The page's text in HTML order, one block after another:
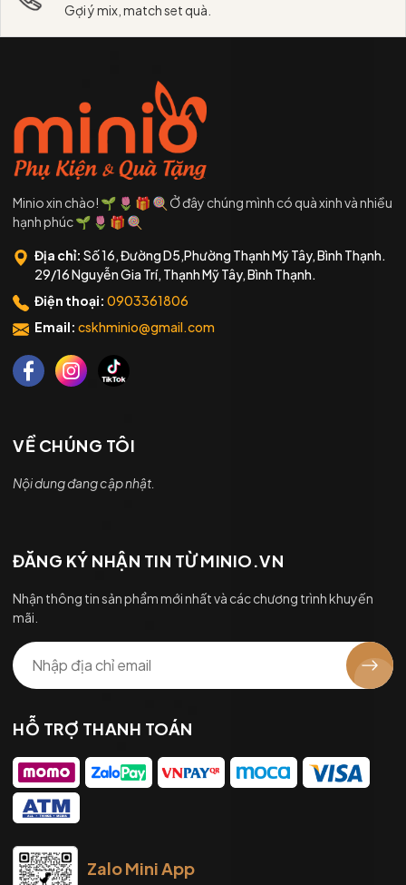
Gợi ý mix, match set quà.
Minio xin chào! 🌱 🌷 🎁 🍭 Ở đây chúng mình có quà xinh và nhiều
hạnh phúc 🌱 🌷 🎁 🍭
Địa chỉ: Số 16, Đường D5,Phường Thạnh Mỹ Tây, Bình Thạnh.
29/16 Nguyễn Gia Trí, Thạnh Mỹ Tây, Bình Thạnh.
Điện thoại: 0903361806
Email: cskhminio@gmail.com
VỀ CHÚNG TÔI
Nội dung đang cập nhật.
ĐĂNG KÝ NHẬN TIN TỪ MINIO.VN
Nhận thông tin sản phẩm mới nhất và các chương trình khuyến
mãi.
HỖ TRỢ THANH TOÁN
Zalo Mini App